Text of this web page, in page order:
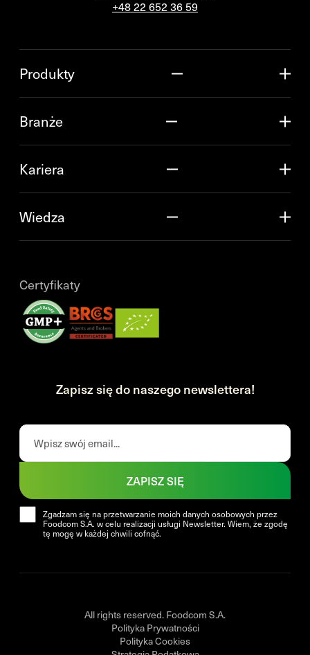
+48 22 652 36 59
Produkty
Branże
Kariera
Wiedza
Certyfikaty
Zapisz się do naszego newslettera!
Zgadzam się na przetwarzanie moich danych osobowych przez
Foodcom S.A. w celu realizacji usługi Newsletter. Wiem, że zgodę
tę mogę w każdej chwili cofnąć.
ZAPISZ SIĘ
All rights reserved. Foodcom S.A.
Polityka Prywatności
Polityka Cookies